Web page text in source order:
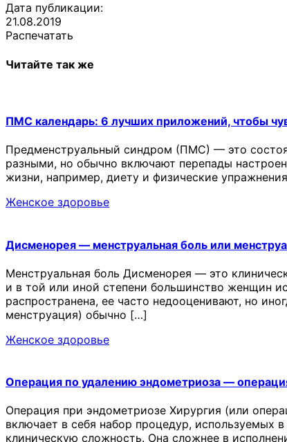
Дата публикации:
21.08.2019
Распечатать
Читайте так же
ПМС календарь: 6 лучших приложений, чтобы
Предменструальный синдром (ПМС) — это
разными, но обычно включают перепады
жизни, например, диету и физические
Женское здоровье
Дисменорея — менструальная боль или
Менструальная боль Дисменорея — это
и в той или иной степени большинство женщин
распространена, ее часто недооценивают, но
менструация) обычно […]
Женское здоровье
Операция по удалению эндометриоза —
Операция при эндометриозе Хирургия (или
включает в себя набор процедур, используемых
клиническую сложность. Она сложнее в